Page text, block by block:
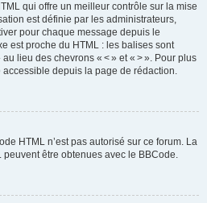
qui offre un meilleur contrôle sur la mise
est définie par les administrateurs,
pour chaque message depuis le
est proche du HTML : les balises sont
lieu des chevrons « < » et « > ». Pour plus
accessible depuis la page de rédaction.
HTML n’est pas autorisé sur ce forum. La
être obtenues avec le BBCode.